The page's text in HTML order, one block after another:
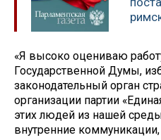
«Я высоко оцениваю
Государственной Думы,
законодательный орган
организации партии
этих людей из нашей
внутренние